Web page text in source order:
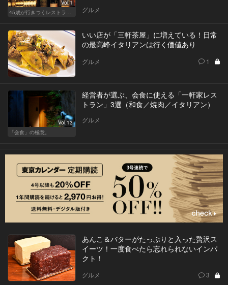
Vol.1
45歳が行きつくレストラン＆バー
グルメ
いい店が「三軒茶屋」に増えている！日常
の最高峰イタリアンは行く価値あり
グルメ 1
Vol.13
「会食」の極意。
経営者が選ぶ、会食に使える「一軒家レス
トラン」3選（和食／焼肉／イタリアン）
グルメ
あんこ＆バターがたっぷりと入った贅沢ス
イーツ！一度食べたら忘れられないインパ
クト！
グルメ 3